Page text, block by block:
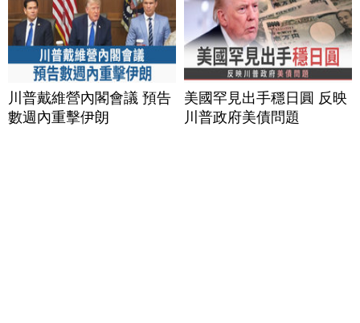
川普戴維營內閣會議 預告
數週內重擊伊朗
美國罕見出手穩日圓 反映
川普政府美債問題